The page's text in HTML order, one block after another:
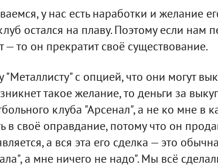
у нас есть наработки и желание
остался на плаву. Поэтому если нам
— то он прекратит своё существование.
с опцией, что они могут
такое желание, то деньги за
клуба "Арсенал", а не ко мне в
в своё оправдание, потому что он
а вся эта его сделка — это
а мне ничего не надо". Мы всё